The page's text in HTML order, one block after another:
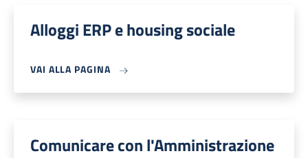
Alloggi ERP e housing sociale
VAI ALLA PAGINA
Comunicare con l'Amministrazione